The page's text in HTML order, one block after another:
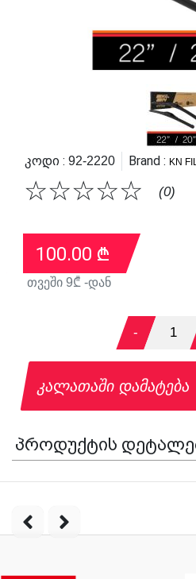
Კოდი : 92-2220 Brand : KN
☆
☆
☆
☆
☆ (0)
100.00 ₾
თვეში 9₾ -დან
- 1
კალათაში დამატება
პროდუქტის